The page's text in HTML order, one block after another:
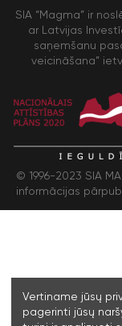
SIA “Magma” ir
ar Latvijas
saņemšanu
veicināšana”
© 1996-2023 SIA
informācijas
Vertiname jūsų
pagerinti jūsų